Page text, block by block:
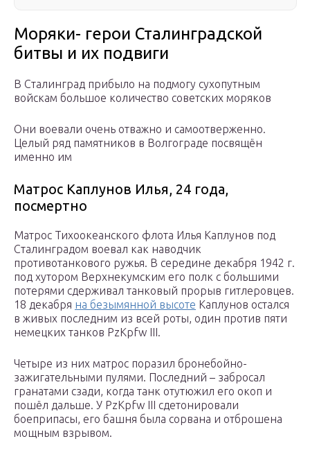
Моряки- герои Сталинградской
битвы и их подвиги
В Сталинград прибыло на подмогу сухопутным
войскам большое количество советских моряков
Они воевали очень отважно и самоотверженно.
Целый ряд памятников в Волгограде посвящён
именно им
Матрос Каплунов Илья, 24 года,
посмертно
Матрос Тихоокеанского флота Илья Каплунов под
Сталинградом воевал как наводчик
противотанкового ружья. В середине декабря 1942 г.
под хутором Верхнекумским его полк с большими
потерями сдерживал танковый прорыв гитлеровцев.
18 декабря на безымянной высоте Каплунов остался
в живых последним из всей роты, один против пяти
немецких танков PzKpfw III.
Четыре из них матрос поразил бронебойно-
зажигательными пулями. Последний – забросал
гранатами сзади, когда танк отутюжил его окоп и
пошёл дальше. У PzKpfw III сдетонировали
боеприпасы, его башня была сорвана и отброшена
мощным взрывом.